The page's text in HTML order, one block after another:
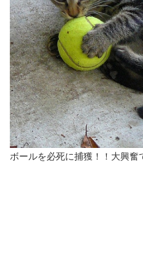
ボールを必死に捕獲！！大興